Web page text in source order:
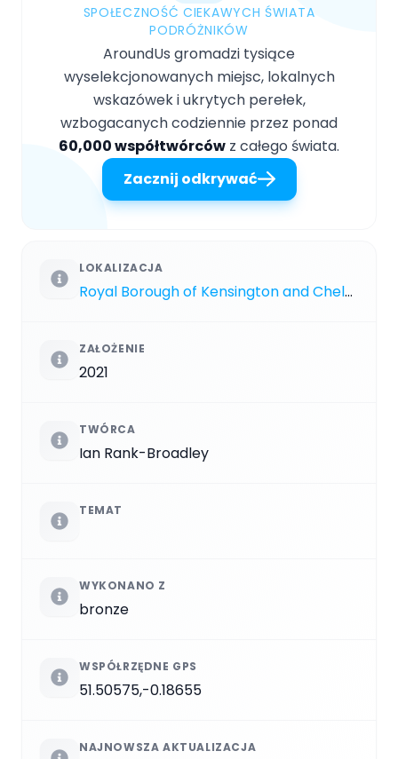
SPOŁECZNOŚĆ CIEKAWYCH ŚWIATA
PODRÓŻNIKÓW
AroundUs gromadzi tysiące
wyselekcjonowanych miejsc, lokalnych
wskazówek i ukrytych perełek,
wzbogacanych codziennie przez ponad
60,000 współtwórców z całego świata.
Zacznij odkrywać
LOKALIZACJA
Royal Borough of Kensington and Chelsea
ZAŁOŻENIE
2021
TWÓRCA
Ian Rank-Broadley
TEMAT
WYKONANO Z
bronze
WSPÓŁRZĘDNE GPS
51.50575,-0.18655
NAJNOWSZA AKTUALIZACJA